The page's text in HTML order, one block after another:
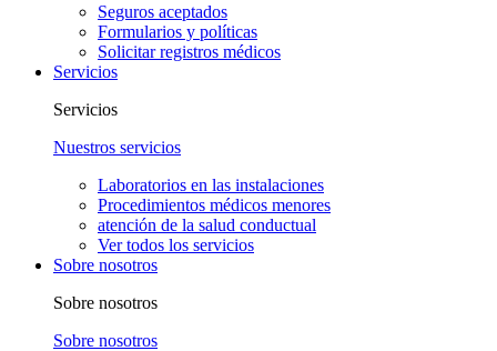
Seguros aceptados
Formularios y políticas
Solicitar registros médicos
Servicios
Servicios
Nuestros servicios
Laboratorios en las instalaciones
Procedimientos médicos menores
atención de la salud conductual
Ver todos los servicios
Sobre nosotros
Sobre nosotros
Sobre nosotros